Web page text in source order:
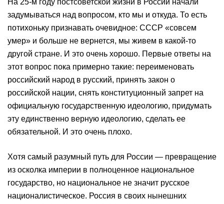
На 25-м году постсоветской жизни в России начали
задумываться над вопросом, кто мы и откуда. То есть
потихоньку признавать очевидное: СССР «совсем
умер» и больше не вернется, мы живем в какой-то
другой стране. И это очень хорошо. Первые ответы на
этот вопрос пока примерно такие: переименовать
российский народ в русский, принять закон о
российской нации, снять конституционный запрет на
официальную государственную идеологию, придумать
эту единственно верную идеологию, сделать ее
обязательной. И это очень плохо.
Хотя самый разумный путь для России — превращение
из осколка империи в полноценное национальное
государство, но национальное не значит русское
националистическое. Россия в своих нынешних